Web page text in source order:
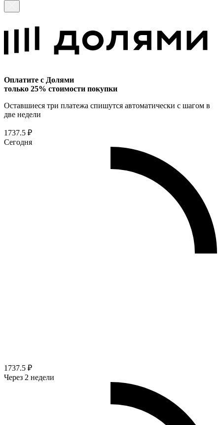
Оплатите с Долями
только 25% стоимости покупки
Оставшиеся три платежа спишутся автоматически с шагом в
две недели
1737.5 ₽
Сегодня
1737.5 ₽
Через 2 недели